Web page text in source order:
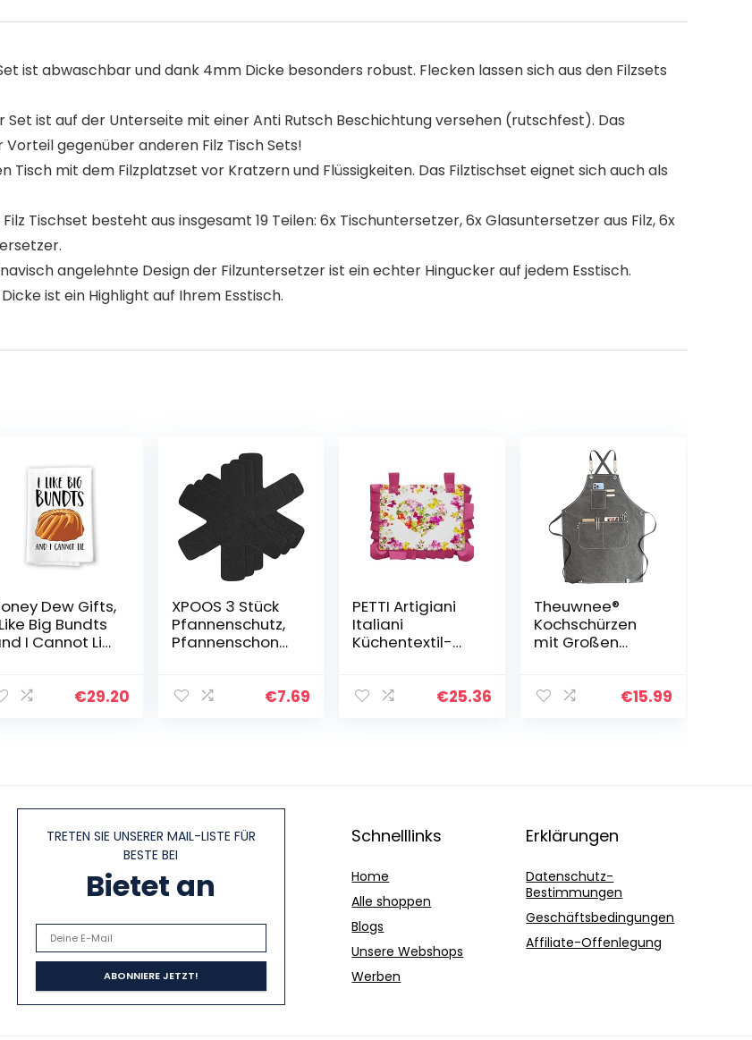
Set ist abwaschbar und dank 4mm Dicke besonders robust. Flecken lassen sich aus den Filzsets
Set ist auf der Unterseite mit einer Anti Rutsch Beschichtung versehen (rutschfest). Das
gegenüber anderen Filz Tisch Sets!
Tisch mit dem Filzplatzset vor Kratzern und Flüssigkeiten. Das Filztischset eignet sich auch als
Filz Tischset besteht aus insgesamt 19 Teilen: 6x Tischuntersetzer, 6x Glasuntersetzer aus Filz, 6x
angelehnte Design der Filzuntersetzer ist ein echter Hingucker auf jedem Esstisch.
ist ein Highlight auf Ihrem Esstisch.
Dew Gifts,
Big Bundts
I Cannot Lie,
€29.20
XPOOS 3 Stück
Pfannenschutz,
Pfannenschoner
Topfschoner€7.69
PETTI Artigiani
Italiani
Küchentextil-
Mikrofaser,
€25.36
Theuwnee®
Kochschürzen
mit Großen
mit Kreuzrücken
€15.99
TRETEN SIE UNSERER MAIL-LISTE FÜR
BESTE BEI
Bietet an
Schnelllinks
Home
Alle shoppen
Blogs
Unsere Webshops
Werben
Erklärungen
Datenschutz-
Bestimmungen
Geschäftsbedingungen
Affiliate-Offenlegung